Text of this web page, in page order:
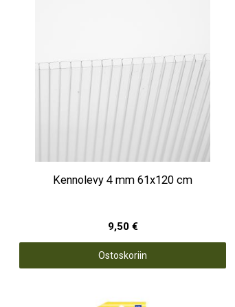
Kennolevy 4 mm 61x120 cm
9,50 €
Ostoskoriin